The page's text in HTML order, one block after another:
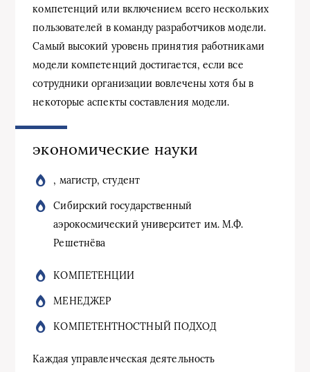
компетенций или включением всего нескольких
пользователей в команду разработчиков модели.
Самый высокий уровень принятия работниками
модели компетенций достигается, если все
сотрудники организации вовлечены хотя бы в
некоторые аспекты составления модели.
экономические науки
, магистр, студент
Сибирский государственный
аэрокосмический университет им. М.Ф.
Решетнёва
КОМПЕТЕНЦИИ
МЕНЕДЖЕР
КОМПЕТЕНТНОСТНЫЙ ПОДХОД
Каждая управленческая деятельность